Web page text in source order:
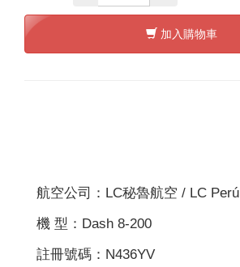
加入購物車
航空公司：LC秘魯航空 / LC Perú
機 型：Dash 8-200
註冊號碼：N436YV